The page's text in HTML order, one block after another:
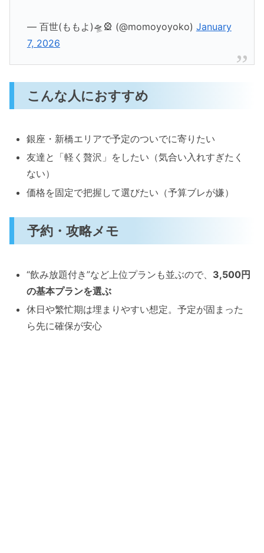
— 百世(ももよ)🛸🎡 (@momoyoyoko) January
7, 2026
こんな人におすすめ
銀座・新橋エリアで予定のついでに寄りたい
友達と「軽く贅沢」をしたい（気合い入れすぎたく
ない）
価格を固定で把握して選びたい（予算ブレが嫌）
予約・攻略メモ
“飲み放題付き”など上位プランも並ぶので、 3,500円
の基本プランを選ぶ
休日や繁忙期は埋まりやすい想定。予定が固まった
ら先に確保が安心